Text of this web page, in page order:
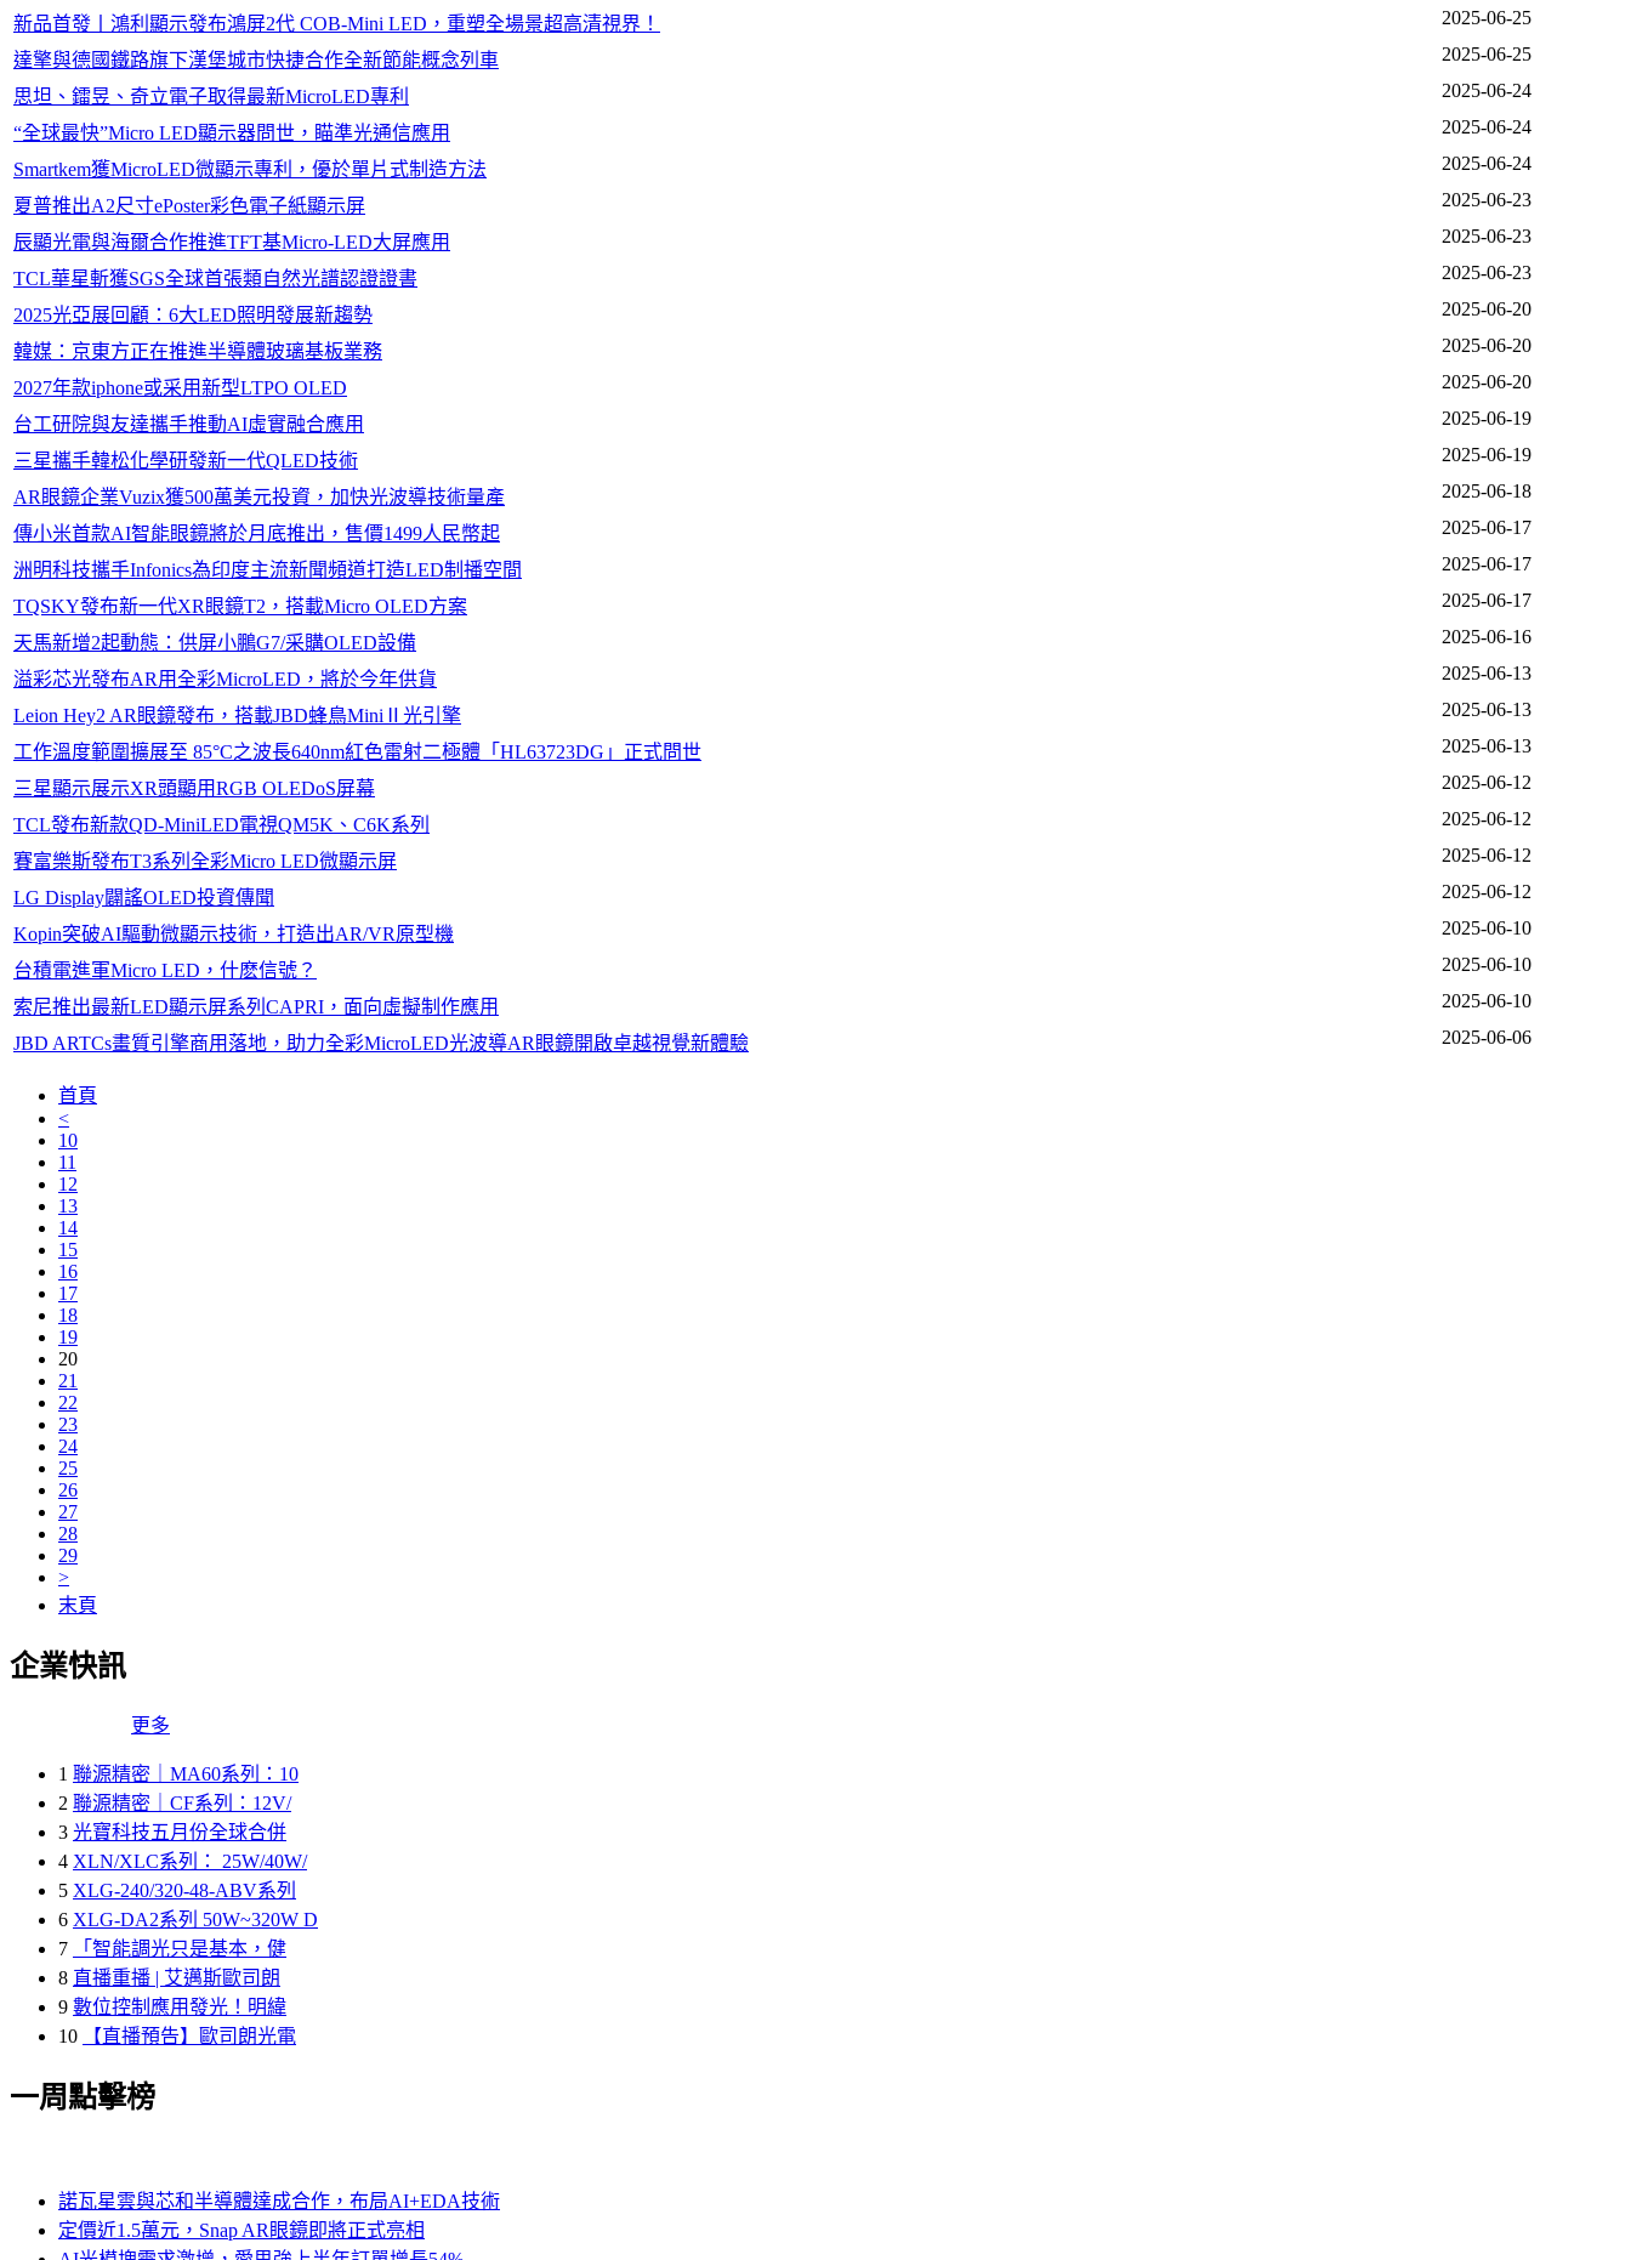
新品首發丨鴻利顯示發布鴻屏2代 COB-Mini LED，重塑全場景超高清視界！ 2025-06-25
達擎與德國鐵路旗下漢堡城市快捷合作全新節能概念列車 2025-06-25
思坦、鐳昱、奇立電子取得最新MicroLED專利 2025-06-24
“全球最快”Micro LED顯示器問世，瞄準光通信應用 2025-06-24
Smartkem獲MicroLED微顯示專利，優於單片式制造方法 2025-06-24
夏普推出A2尺寸ePoster彩色電子紙顯示屏 2025-06-23
辰顯光電與海爾合作推進TFT基Micro-LED大屏應用 2025-06-23
TCL華星斬獲SGS全球首張類自然光譜認證證書 2025-06-23
2025光亞展回顧：6大LED照明發展新趨勢 2025-06-20
韓媒：京東方正在推進半導體玻璃基板業務 2025-06-20
2027年款iphone或采用新型LTPO OLED 2025-06-20
台工研院與友達攜手推動AI虛實融合應用 2025-06-19
三星攜手韓松化學研發新一代QLED技術 2025-06-19
AR眼鏡企業Vuzix獲500萬美元投資，加快光波導技術量產 2025-06-18
傳小米首款AI智能眼鏡將於月底推出，售價1499人民幣起 2025-06-17
洲明科技攜手Infonics為印度主流新聞頻道打造LED制播空間 2025-06-17
TQSKY發布新一代XR眼鏡T2，搭載Micro OLED方案 2025-06-17
天馬新增2起動態：供屏小鵬G7/采購OLED設備 2025-06-16
溢彩芯光發布AR用全彩MicroLED，將於今年供貨 2025-06-13
Leion Hey2 AR眼鏡發布，搭載JBD蜂鳥MiniⅡ光引擎 2025-06-13
工作溫度範圍擴展至 85°C之波長640nm紅色雷射二極體「HL63723DG」正式問世 2025-06-13
三星顯示展示XR頭顯用RGB OLEDoS屏幕 2025-06-12
TCL發布新款QD-MiniLED電視QM5K、C6K系列 2025-06-12
賽富樂斯發布T3系列全彩Micro LED微顯示屏 2025-06-12
LG Display闢謠OLED投資傳聞 2025-06-12
Kopin突破AI驅動微顯示技術，打造出AR/VR原型機 2025-06-10
台積電進軍Micro LED，什麽信號？ 2025-06-10
索尼推出最新LED顯示屏系列CAPRI，面向虛擬制作應用 2025-06-10
JBD ARTCs畫質引擎商用落地，助力全彩MicroLED光波導AR眼鏡開啟卓越視覺新體驗 2025-06-06
首頁
<
10
11
12
13
14
15
16
17
18
19
20
21
22
23
24
25
26
27
28
29
>
末頁
企業快訊
更多
1 聯源精密｜MA60系列：10
2 聯源精密｜CF系列：12V/
3 光寶科技五月份全球合併
4 XLN/XLC系列： 25W/40W/
5 XLG-240/320-48-ABV系列
6 XLG-DA2系列 50W~320W D
7
「智能調光只是基本，健
8 直播重播 | 艾邁斯歐司朗
9 數位控制應用發光！明緯
10
【直播預告】歐司朗光電
一周點擊榜
諾瓦星雲與芯和半導體達成合作，布局AI+EDA技術
定價近1.5萬元，Snap AR眼鏡即將正式亮相